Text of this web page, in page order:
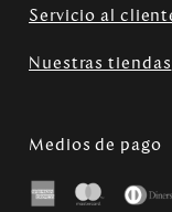
Servicio al
Nuestras tiendas
Medios de pago